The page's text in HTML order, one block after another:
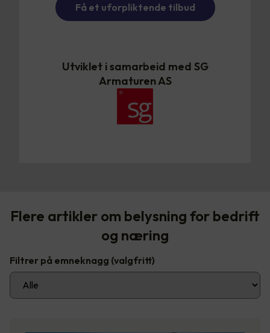
Få et uforpliktende tilbud
Utviklet i samarbeid med SG
Armaturen AS
Flere artikler om belysning for bedrift
og næring
Filtrer på emneknagg (valgfritt)